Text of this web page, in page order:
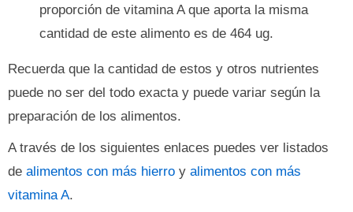
proporción de vitamina A que aporta la misma
cantidad de este alimento es de 464 ug.
Recuerda que la cantidad de estos y otros nutrientes
puede no ser del todo exacta y puede variar según la
preparación de los alimentos.
A través de los siguientes enlaces puedes ver listados
de alimentos con más hierro y alimentos con más
vitamina A.